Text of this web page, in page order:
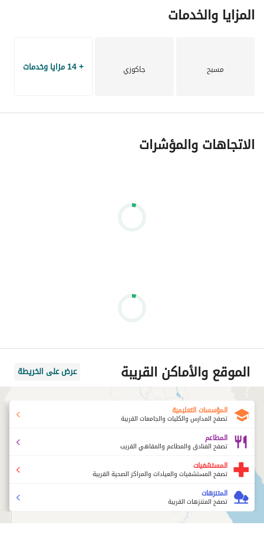
المزايا والخدمات
مسبح جاكوزي + 14 مزايا وخدمات
الاتجاهات والمؤشرات
الموقع والأماكن القريبة عرض على الخريطة
المؤسسات التعليمية
تصفح المدارس والكليات والجامعات القريبة
المطاعم
تصفح الفنادق والمطاعم والمقاهي القريب
المستشفيات
تصفح المستشفيات والعيادات والمراكز الصحية القريبة
المتنزهات
تصفح المتنزهات القريبة